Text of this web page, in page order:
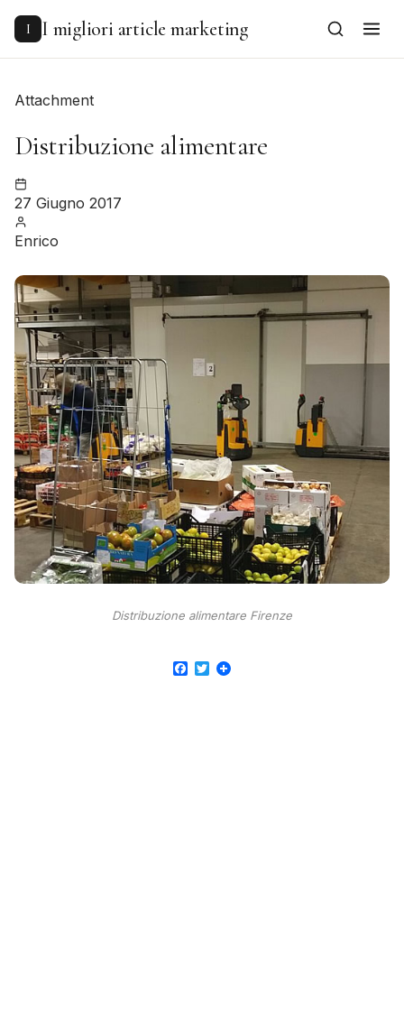
content
I I migliori article marketing
Attachment
Distribuzione alimentare
27 Giugno 2017
Enrico
Distribuzione alimentare Firenze
Facebook
Twitter